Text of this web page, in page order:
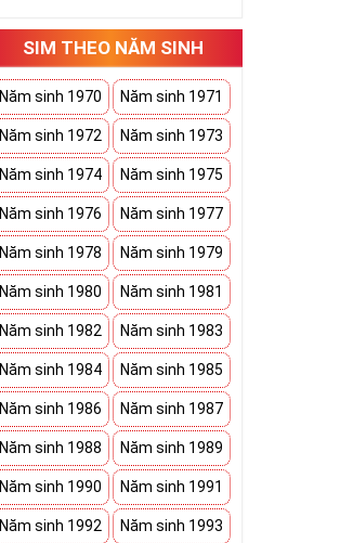
SIM THEO NĂM SINH
Năm sinh 1970 Năm sinh 1971
Năm sinh 1972 Năm sinh 1973
Năm sinh 1974 Năm sinh 1975
Năm sinh 1976 Năm sinh 1977
Năm sinh 1978 Năm sinh 1979
Năm sinh 1980 Năm sinh 1981
Năm sinh 1982 Năm sinh 1983
Năm sinh 1984 Năm sinh 1985
Năm sinh 1986 Năm sinh 1987
Năm sinh 1988 Năm sinh 1989
Năm sinh 1990 Năm sinh 1991
Năm sinh 1992 Năm sinh 1993